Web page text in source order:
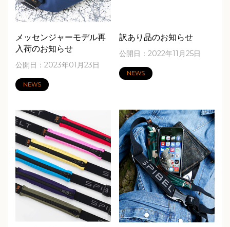
メッセンジャーモデル再
入荷のお知らせ
公開日：2023年01月23日
NEWS
訳あり品のお知らせ
公開日：2022年11月25日
NEWS